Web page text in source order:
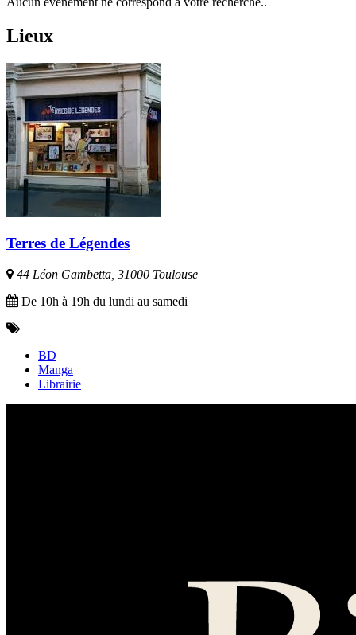
Lieux
Terres de Légendes
44 Léon Gambetta, 31000 Toulouse
De 10h à 19h du lundi au samedi
BD
Manga
Librairie